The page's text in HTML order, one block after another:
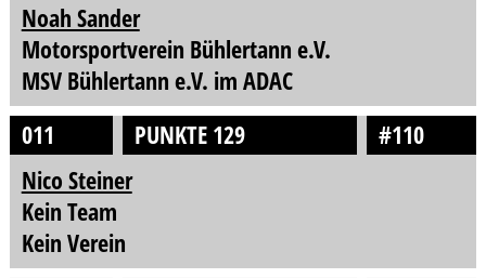
Noah Sander
Motorsportverein Bühlertann e.V.
MSV Bühlertann e.V. im ADAC
011
PUNKTE 129
#110
Nico Steiner
Kein Team
Kein Verein